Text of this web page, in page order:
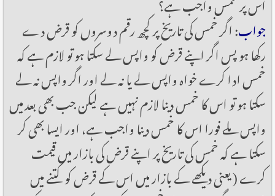
جواب: اگر خمس کی تاریخ پر کچھ رقم دوسروں کو قرض دے
رکھا ہو پس اگر اپنے قرض کو واپس لے سکتا ہو تو لازم ہے کہ
خمس ادا کرے خواہ واپس لے یا نہ لے اور اگر واپس نہ لے
سکتا ہو تو اس کا خمس دینا لازم نہیں ہے لیکن جب بھی بعد میں
واپس ملے فورا اس کا خمس دینا واجب ہے، اور ایسا بھی کر
سکتا ہے کہ خمس کی تاریخ پر اپنے قرض کی بازار میں قیمت
کرے ( یعنی دیکھے کے بازار میں اس کے قرض کو کتنے میں